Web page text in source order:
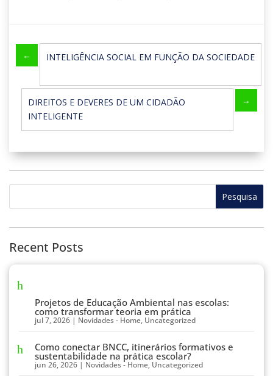
← INTELIGÊNCIA SOCIAL EM FUNÇÃO DA SOCIEDADE
DIREITOS E DEVERES DE UM CIDADÃO
INTELIGENTE
→
Recent Posts
Projetos de Educação Ambiental nas escolas:
como transformar teoria em prática
jul 7, 2026 | Novidades - Home, Uncategorized
Como conectar BNCC, itinerários formativos e
sustentabilidade na prática escolar?
jun 26, 2026 | Novidades - Home, Uncategorized